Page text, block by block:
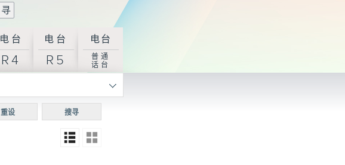
电台
R4
电台
R5
电台
普通
话台
搜寻
重设